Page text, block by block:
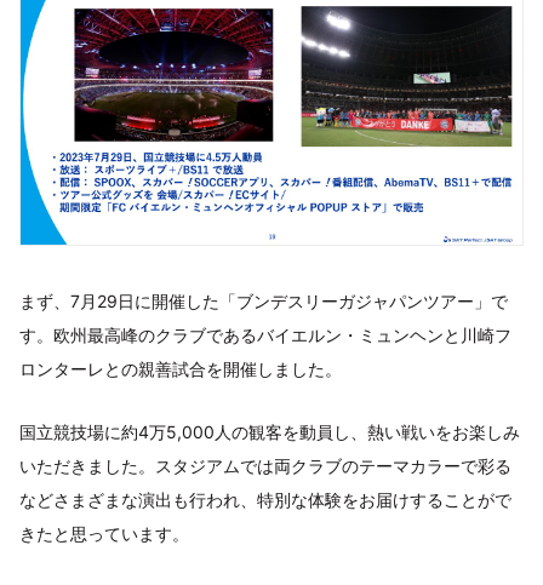
まず、7月29日に開催した「ブンデスリーガジャパンツアー」で
す。欧州最高峰のクラブであるバイエルン・ミュンヘンと川崎フ
ロンターレとの親善試合を開催しました。
国立競技場に約4万5,000人の観客を動員し、熱い戦いをお楽しみ
いただきました。スタジアムでは両クラブのテーマカラーで彩る
などさまざまな演出も行われ、特別な体験をお届けすることがで
きたと思っています。